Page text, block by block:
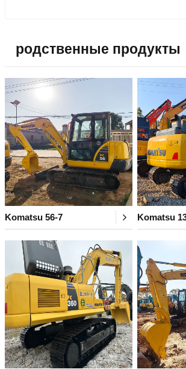
родственные продукты
Komatsu 56-7 Komatsu